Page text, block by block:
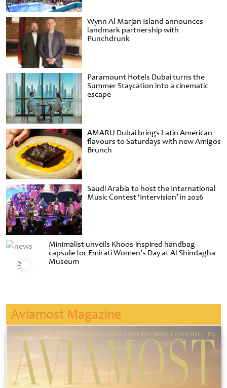
Wynn Al Marjan Island announces
landmark partnership with
Punchdrunk
Paramount Hotels Dubai turns the
Summer Staycation into a cinematic
escape
AMARU Dubai brings Latin American
flavours to Saturdays with new Amigos
Brunch
Saudi Arabia to host the International
Music Contest ‘Intervision’ in 2026
Minimalist unveils Khoos-inspired handbag
capsule for Emirati Women’s Day at Al Shindagha
Museum
Aviamost Magazine